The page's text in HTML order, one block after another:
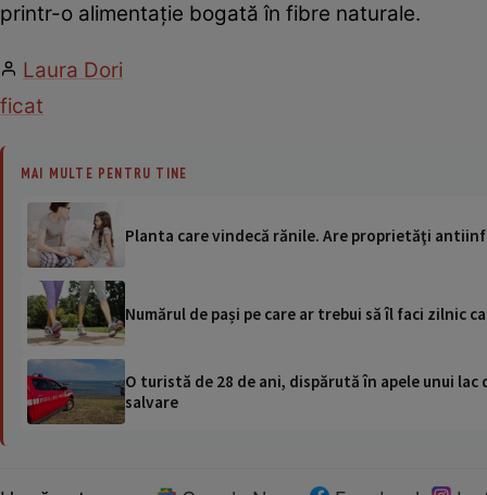
printr-o alimentație bogată în fibre naturale.
Laura Dori
ficat
MAI MULTE PENTRU TINE
Planta care vindecă rănile. Are proprietăţi
Numărul de pași pe care ar trebui să îl faci zilnic
O turistă de 28 de ani, dispărută în apele unui
salvare